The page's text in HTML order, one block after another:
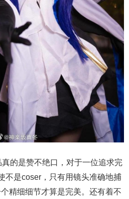
的是赞不绝口，对于一位追求完
不是coser，只有用镜头准确地捕
精细细节才算是完美。还有着不